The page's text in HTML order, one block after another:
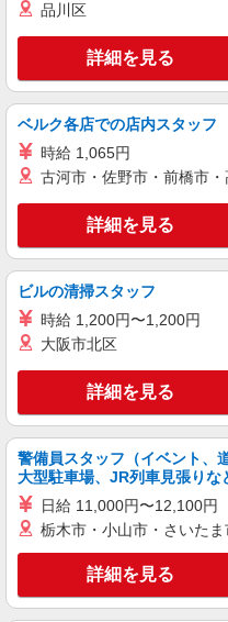
品川区
詳細を見る
ベルク各店での店内スタッフ
時給 1,065円
古河市・佐野市・前橋市
詳細を見る
ビルの清掃スタッフ
時給 1,200円〜1,200円
大阪市北区
詳細を見る
警備員スタッフ（イベント、
大型駐車場、JR列車見張りな
日給 11,000円〜12,100円
栃木市・小山市・さいた
詳細を見る